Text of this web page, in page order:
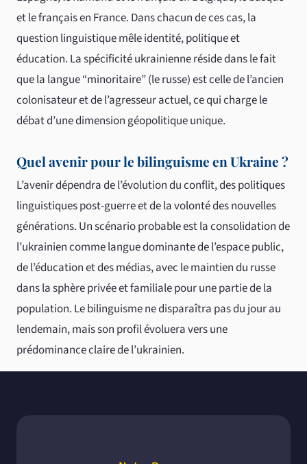
et le français en France. Dans chacun de ces cas, la
question linguistique mêle identité, politique et
éducation. La spécificité ukrainienne réside dans le fait
que la langue “minoritaire” (le russe) est celle de l’ancien
colonisateur et de l’agresseur actuel, ce qui charge le
débat d’une dimension géopolitique unique.
Quel avenir pour le bilinguisme en Ukraine ?
L’avenir dépendra de l’évolution du conflit, des politiques
linguistiques post-guerre et de la volonté des nouvelles
générations. Un scénario probable est la consolidation de
l’ukrainien comme langue dominante de l’espace public,
de l’éducation et des médias, avec le maintien du russe
dans la sphère privée et familiale pour une partie de la
population. Le bilinguisme ne disparaîtra pas du jour au
lendemain, mais son profil évoluera vers une
prédominance claire de l’ukrainien.